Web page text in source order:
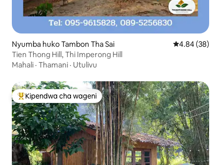
Nyumba huko Tambon Tha Sai Ukadiriaji wa
4.84 (38)
Tien Thong Hill, Thi Imperong Hill
Mahali · Thamani · Utulivu
Kipendwa maarufu cha wageni
Kipendwa cha wageni